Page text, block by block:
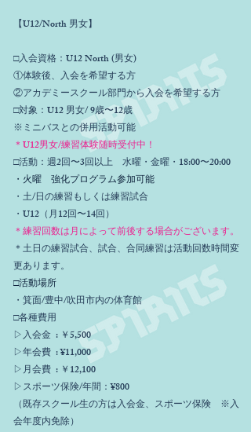
【U12/North 男女】
□入会資格：U12 North (男女)
①体験後、入会を希望する方
②アカデミースクール部門から入会を希望する方
□対象：U12 男女/ 9歳〜12歳
※ミニバスとの併用活動可能
＊U12男女/練習体験随時受付中！
□活動：週2回〜3回以上 水曜・金曜・18:00〜20:00
・火曜 強化プログラム参加可能
・土/日の練習もしくは練習試合
・U12（月12回〜14回）
＊練習回数は月によって前後する場合がございます。
＊土日の練習試合、試合、合同練習は活動回数時間変
更あります。
□活動場所
・箕面/豊中/吹田市内の体育館
□各種費用
▷入会金 : ￥5,500
▷年会費 : ¥11,000
▷月会費 : ￥12,100
▷スポーツ保険/年間：¥800
（既存スクール生の方は入会金、スポーツ保険 ※入
会年度内免除）